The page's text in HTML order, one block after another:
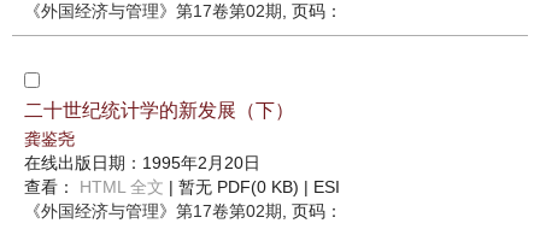
《外国经济与管理》 第17卷第02期 , 页码：
二十世纪统计学的新发展（下）
龚鉴尧
在线出版日期：1995年2月20日
查看： HTML 全文 | 暂无 PDF(0 KB) | ESI
《外国经济与管理》 第17卷第02期 , 页码：